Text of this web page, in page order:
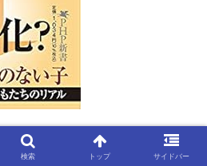
検索 トップ サイドバー